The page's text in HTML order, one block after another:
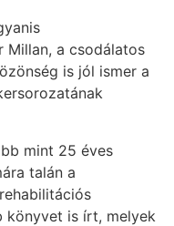
Millan, a csodálatos
is jól ismer a
mint 25 éves
talán a
könyvet is írt, melyek